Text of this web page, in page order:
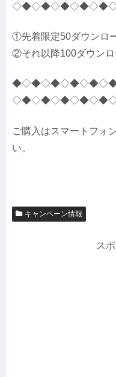
①先着限定50ダウンロ
②それ以降100ダウンロ
ご購入はスマートフォ
い。
キャンペーン情報
ス